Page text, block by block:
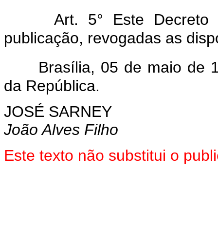
Art. 5° Este
publicação, revogadas as
Brasília, 05 de maio de
da República.
JOSÉ SARNEY
João Alves Filho
Este texto não substitui o